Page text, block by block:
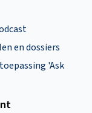
en dossiers
'Ask